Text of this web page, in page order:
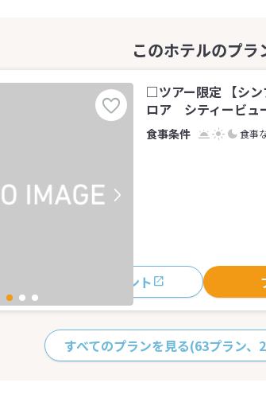
□ツアー限定 【シ
ロア シティービュ
食事
おすすめポイント
すべてのプランを見る(63プラン、